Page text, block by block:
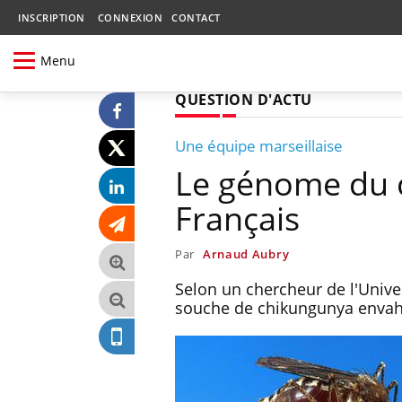
INSCRIPTION CONNEXION CONTACT
Menu
QUESTION D'ACTU
Une équipe marseillaise
Le génome
Français
Par Arnaud Aubry
Selon un chercheur de
souche de chikungunya